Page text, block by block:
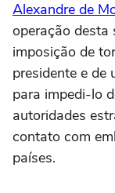
Alexandre de
operação desta
imposição de
presidente e de
para impedi-lo
autoridades
contato com
países.